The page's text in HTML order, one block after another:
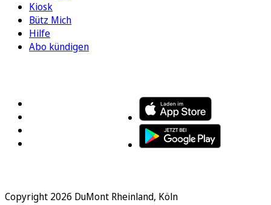
Kiosk
Bütz Mich
Hilfe
Abo kündigen
Copyright 2026 DuMont Rheinland, Köln